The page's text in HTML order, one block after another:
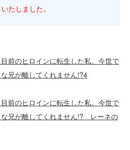
たしました。
前のヒロインに転生した私、今世で
兄が離してくれません!?4
前のヒロインに転生した私、今世で
兄が離してくれません!? レーネの